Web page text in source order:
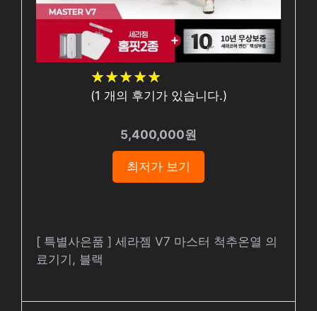
★★★★★
★★★★★
(1 개의 후기가 있습니다.)
5,400,000원
최저가 보기
[ 특별사은품 ] 세라젬 V7 마스터 척추온열 의
료기기, 블랙